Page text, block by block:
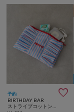
予約 
BIRTHDAY BAR
ストライプコットンポーチM